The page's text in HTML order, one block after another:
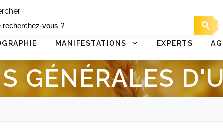
MANIFESTATIONS EXPERTS
GÉNÉRALES